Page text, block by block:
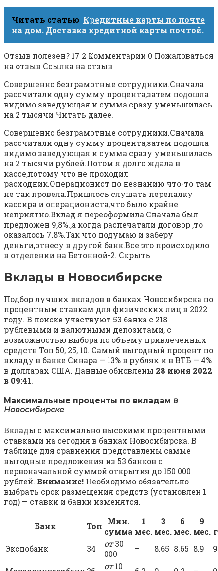
Читать статью Кредитные карты по почте
на дом. Доставка кредитной карты почтой.
Отзыв полезен? 17 2 Комментарии 0 Пожаловаться
на отзыв Ссылка на отзыв
Совершенно безграмотные сотрудники.Сначала
рассчитали одну сумму процента,затем подошла
видимо заведующая и сумма сразу уменьшилась
на 2 тысячи Читать далее.
Совершенно безграмотные сотрудники.Сначала
рассчитали одну сумму процента,затем подошла
видимо заведующая и сумма сразу уменьшилась
на 2 тысячи рублей.Потом я долго ждала в
кассе,потому что не проходил
расходник.Операционист по незнанию что-то там
не так провела.Пришлось слушать перепалку
кассира и операциониста,что было крайне
неприятно.Вклад я переоформила.Сначала был
предложен 9,8%.,а когда распечатали договор ,то
оказалось 7.8%.Так что подумаю и заберу
деньги,отнесу в другой банк.Все это происходило
в отделении на Бетонной-2. Скрыть
Вклады в Новосибирске
Подбор лучших вкладов в банках Новосибирска по
процентным ставкам для физических лиц в 2022
году. В поиске участвуют 53 банка с 218
рублевыми и валютными депозитами, с
возможностью выбора по объему привлеченных
средств Топ 50, 25, 10. Самый выгодный процент по
вкладу в банке Синара — 13% в рублях и в ВТБ — 4%
в долларах США. Данные обновлены 28 июня 2022
в 09:41.
Максимальные проценты по вкладам в
Новосибирске
Вклады с максимально высокими процентными
ставками на сегодня в банках Новосибирска. В
таблице для сравнения представлены самые
выгодные предложения из 53 банков с
первоначальной суммой открытия до 150 000
рублей. Внимание! Необходимо обязательно
выбрать срок размещения средств (установлен 1
год) — ставки и банки изменятся.
Банк Топ
Мин.
сумма
1
мес.
3
мес.
6
мес.
9
мес.
Экспобанк
34 от30
000
– 8.65 8.65 8.9
от10